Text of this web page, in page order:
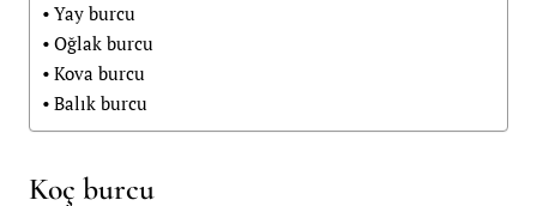
Yay burcu
Oğlak burcu
Kova burcu
Balık burcu
Koç burcu